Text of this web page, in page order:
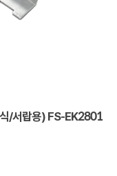
/서랍용) FS-EK2801